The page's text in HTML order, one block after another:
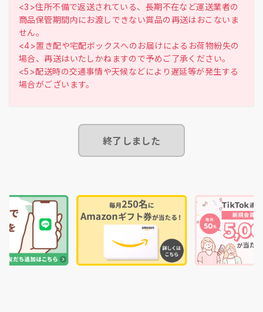
<3>住所不備で返送されている、長期不在など運送業者の
商品保管期間内にお渡しできない賞品の再送はおこないま
せん。
<4>置き配や宅配ボックスへのお届けによるお荷物紛失の
場合、再送はいたしかねますので予めご了承ください。
<5>配送時の交通事情や天候などにより遅延等が発生する
終了しました